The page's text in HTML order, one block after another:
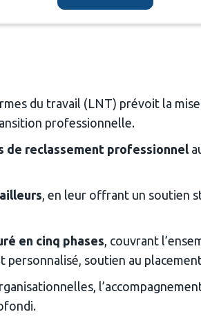
du travail (LNT) prévoit la mise
professionnelle.
de reclassement professionnel
, en leur offrant un soutien
en cinq phases , couvrant
soutien au